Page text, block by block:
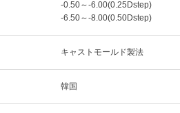
-0.50～-6.00(0.25Dstep)
-6.50～-8.00(0.50Dstep)
キャストモールド製法
韓国